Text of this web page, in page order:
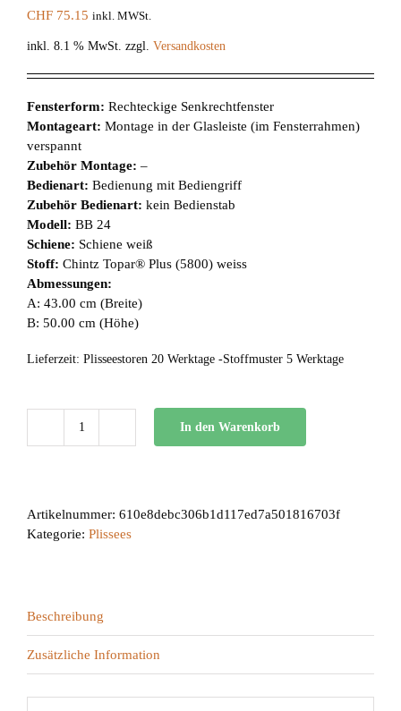
CHF 75.15 inkl. MWSt.
inkl. 8.1 % MwSt. zzgl. Versandkosten
Fensterform: Rechteckige Senkrechtfenster
Montageart: Montage in der Glasleiste (im Fensterrahmen)
verspannt
Zubehör Montage: –
Bedienart: Bedienung mit Bediengriff
Zubehör Bedienart: kein Bedienstab
Modell: BB 24
Schiene: Schiene weiß
Stoff: Chintz Topar® Plus (5800) weiss
Abmessungen:
A: 43.00 cm (Breite)
B: 50.00 cm (Höhe)
Lieferzeit: Plisseestoren 20 Werktage -Stoffmuster 5 Werktage
BB
In den Warenkorb
Artikelnummer: 610e8debc306b1d117ed7a501816703f
Kategorie: Plissees
Beschreibung
Zusätzliche Information